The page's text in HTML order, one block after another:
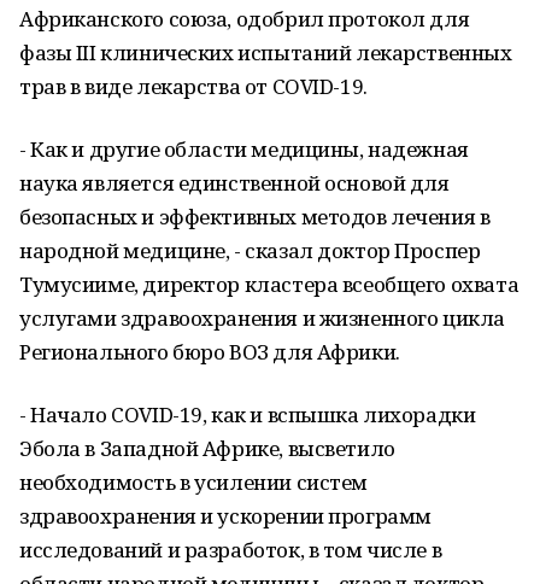
Африканского союза, одобрил протокол для
фазы III клинических испытаний лекарственных
трав в виде лекарства от COVID-19.
- Как и другие области медицины, надежная
наука является единственной основой для
безопасных и эффективных методов лечения в
народной медицине, - сказал доктор Проспер
Тумусииме, директор кластера всеобщего охвата
услугами здравоохранения и жизненного цикла
Регионального бюро ВОЗ для Африки.
- Начало COVID-19, как и вспышка лихорадки
Эбола в Западной Африке, высветило
необходимость в усилении систем
здравоохранения и ускорении программ
исследований и разработок, в том числе в